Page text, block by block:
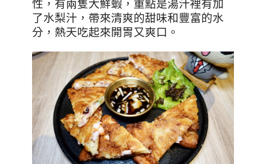
性，有兩隻大鮮蝦，重點是湯汁裡有加
了水梨汁，帶來清爽的甜味和豐富的水
分，熱天吃起來開胃又爽口。